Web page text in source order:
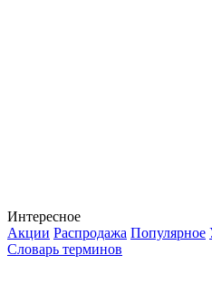
Интересное
Акции Распродажа Популярное
Словарь терминов